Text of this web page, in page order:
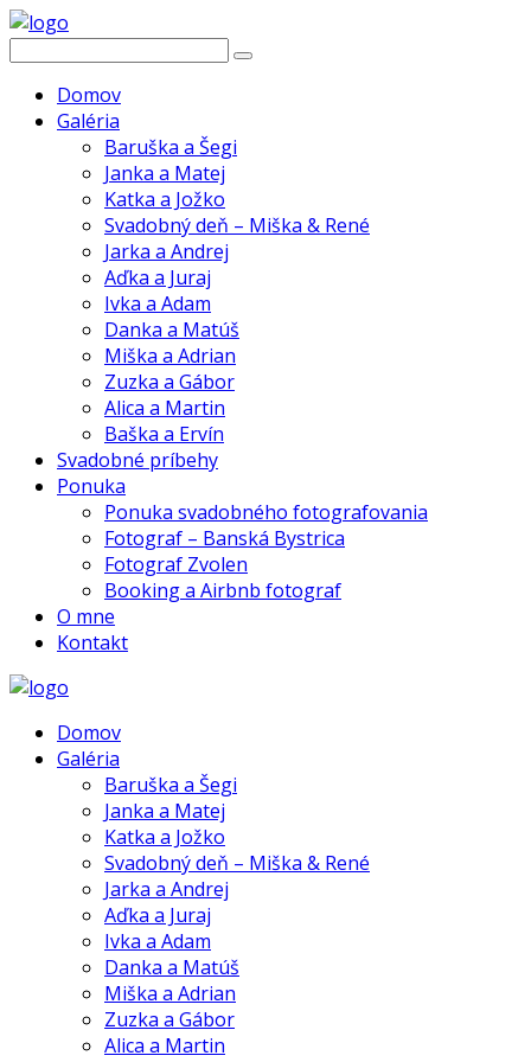
Domov
Galéria
Baruška a Šegi
Janka a Matej
Katka a Jožko
Svadobný deň – Miška & René
Jarka a Andrej
Aďka a Juraj
Ivka a Adam
Danka a Matúš
Miška a Adrian
Zuzka a Gábor
Alica a Martin
Baška a Ervín
Svadobné príbehy
Ponuka
Ponuka svadobného fotografovania
Fotograf – Banská Bystrica
Fotograf Zvolen
Booking a Airbnb fotograf
O mne
Kontakt
Domov
Galéria
Baruška a Šegi
Janka a Matej
Katka a Jožko
Svadobný deň – Miška & René
Jarka a Andrej
Aďka a Juraj
Ivka a Adam
Danka a Matúš
Miška a Adrian
Zuzka a Gábor
Alica a Martin